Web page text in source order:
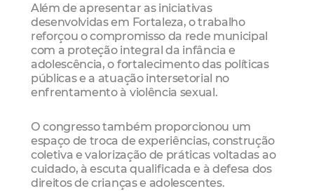
Além de apresentar as iniciativas
desenvolvidas em Fortaleza, o trabalho
reforçou o compromisso da rede municipal
com a proteção integral da infância e
adolescência, o fortalecimento das políticas
públicas e a atuação intersetorial no
enfrentamento à violência sexual.
O congresso também proporcionou um
espaço de troca de experiências, construção
coletiva e valorização de práticas voltadas ao
cuidado, à escuta qualificada e à defesa dos
direitos de crianças e adolescentes.